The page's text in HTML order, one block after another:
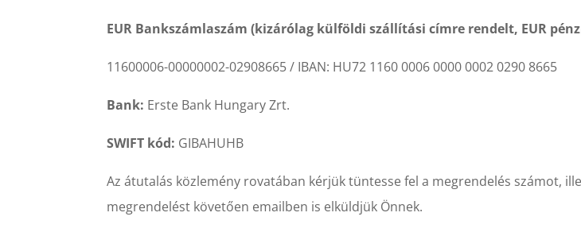
EUR Bankszámlaszám (kizárólag külföldi szállítási címre rendelt, EUR
11600006-00000002-02908665 / IBAN: HU72 1160 0006 0000 0002 0290 8665
Bank: Erste Bank Hungary Zrt.
SWIFT kód: GIBAHUHB
Az átutalás közlemény rovatában kérjük tüntesse fel a megrendelés számot,
megrendelést követően emailben is elküldjük Önnek.